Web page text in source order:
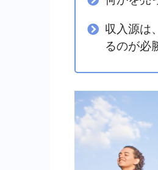
収入源は
るのが必